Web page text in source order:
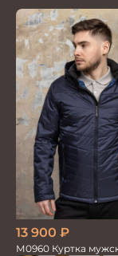
13 900 ₽
М0960 Куртка